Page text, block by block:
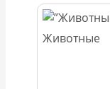
Животные